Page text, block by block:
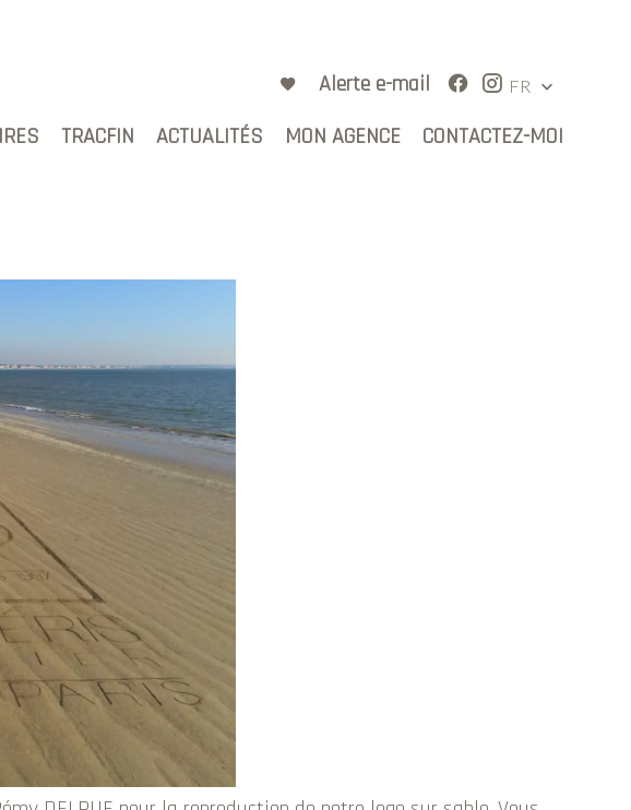
Alerte e-mail FR
TRACFIN ACTUALITÉS MON AGENCE CONTACTEZ-MOI